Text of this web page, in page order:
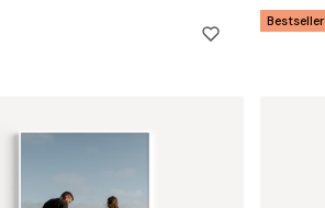
Bestseller